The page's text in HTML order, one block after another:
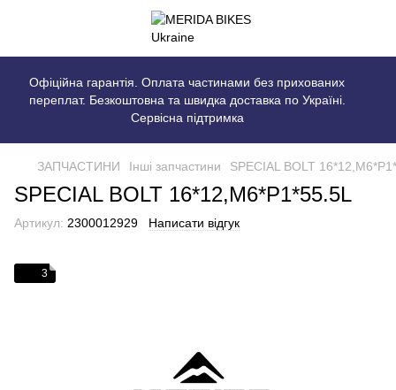
Офіційна гарантія. Оплата частинами без прихованих
переплат. Безкоштовна та швидка доставка по Україні.
Сервісна підтримка
ЗАПЧАСТИНИ Інші запчастини SPECIAL BOLT
SPECIAL BOLT 16*12,M6*P1*55.5L
Артикул: 2300012929 Написати відгук
3